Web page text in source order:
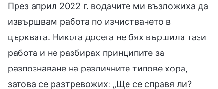
През април 2022 г. водачите ми възложиха да
извършвам работа по изчистването в
църквата. Никога досега не бях вършила тази
работа и не разбирах принципите за
разпознаване на различните типове хора,
затова се разтревожих: „Ще се справя ли?